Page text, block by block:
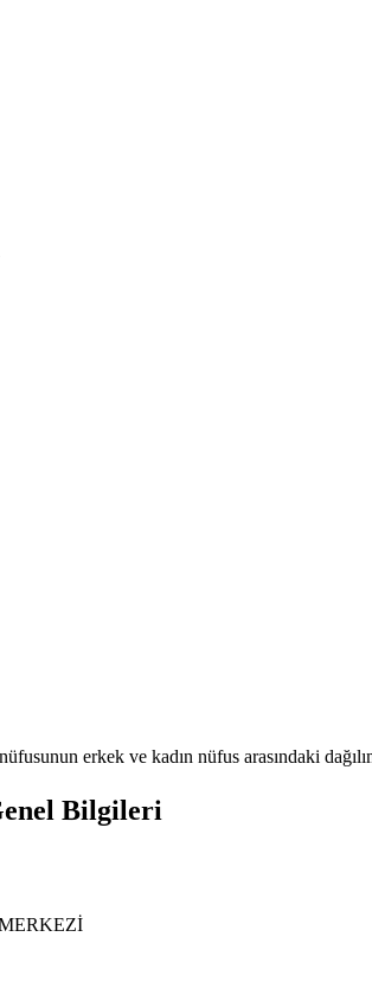
erkek ve kadın nüfus arasındaki
Bilgileri